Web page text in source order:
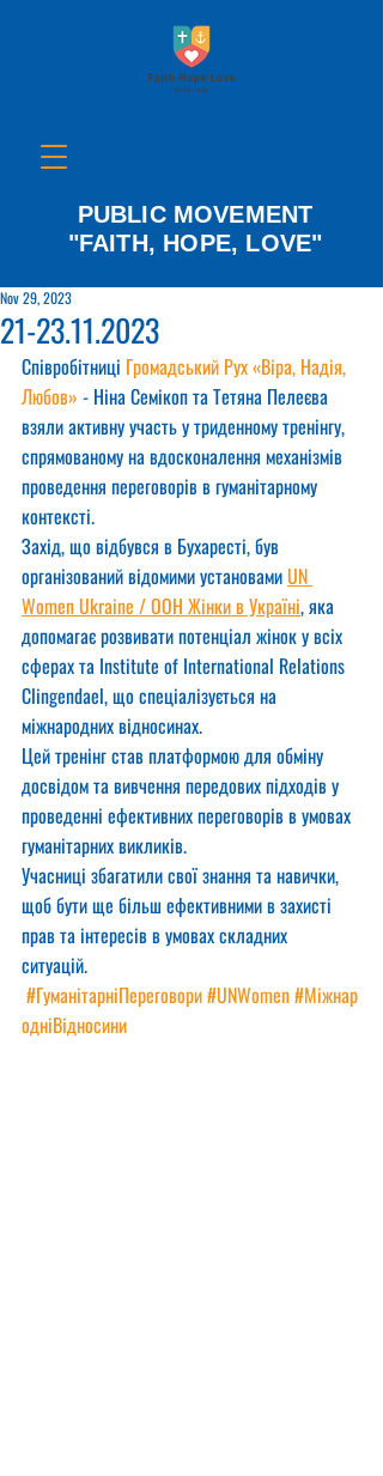
PUBLIC MOVEMENT
"FAITH, HOPE, LOVE"
21-23.11.2023
Nov 29, 2023
Співробітниці Громадський Рух «Віра, Надія,
Любов» - Ніна Семікоп та Тетяна Пелеєва
взяли активну участь у триденному тренінгу,
спрямованому на вдосконалення механізмів
проведення переговорів в гуманітарному
контексті.
Захід, що відбувся в Бухаресті, був
організований відомими установами UN
Women Ukraine / ООН Жінки в Україні, яка
допомагає розвивати потенціал жінок у всіх
сферах та Institute of International Relations
Clingendael, що спеціалізується на
міжнародних відносинах.
Цей тренінг став платформою для обміну
досвідом та вивчення передових підходів у
проведенні ефективних переговорів в умовах
гуманітарних викликів.
Учасниці збагатили свої знання та навички,
щоб бути ще більш ефективними в захисті
прав та інтересів в умовах складних
ситуацій.
#ГуманітарніПереговори#UNWomen#Міжнар
одніВідносини